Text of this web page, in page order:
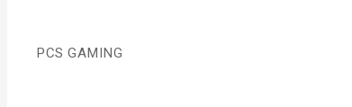
PCS GAMING